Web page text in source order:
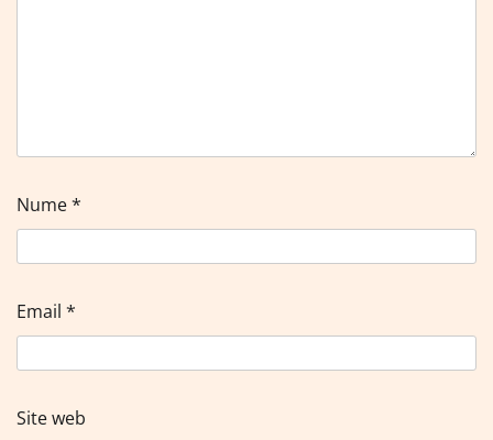
Nume*
Email *
Site web